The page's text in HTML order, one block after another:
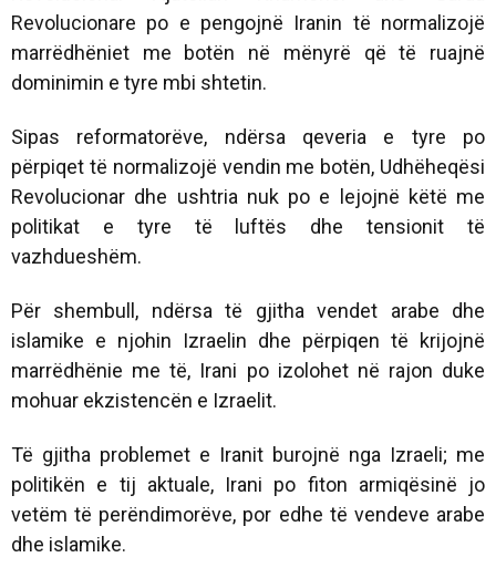
Revolucionare po e pengojnë Iranin të normalizojë
marrëdhëniet me botën në mënyrë që të ruajnë
dominimin e tyre mbi shtetin.
Sipas reformatorëve, ndërsa qeveria e tyre po
përpiqet të normalizojë vendin me botën, Udhëheqësi
Revolucionar dhe ushtria nuk po e lejojnë këtë me
politikat e tyre të luftës dhe tensionit të
vazhdueshëm.
Për shembull, ndërsa të gjitha vendet arabe dhe
islamike e njohin Izraelin dhe përpiqen të krijojnë
marrëdhënie me të, Irani po izolohet në rajon duke
mohuar ekzistencën e Izraelit.
Të gjitha problemet e Iranit burojnë nga Izraeli; me
politikën e tij aktuale, Irani po fiton armiqësinë jo
vetëm të perëndimorëve, por edhe të vendeve arabe
dhe islamike.